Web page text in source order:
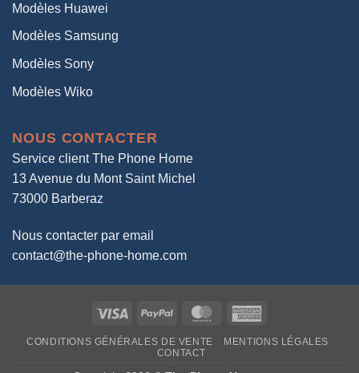
Modèles Huawei
Modèles Samsung
Modèles Sony
Modèles Wiko
NOUS CONTACTER
Service client The Phone Home
13 Avenue du Mont Saint Michel
73000 Barberaz
Nous contacter par email
contact@the-phone-home.com
Visa PayPal MasterCard
CONDITIONS GÉNÉRALES DE VENTE
MENTIONS LÉGALES
CONTACT